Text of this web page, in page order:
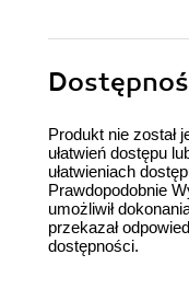
Produkt nie został
ułatwień dostępu
ułatwieniach
Prawdopodobnie
umożliwił
przekazał
dostępności.